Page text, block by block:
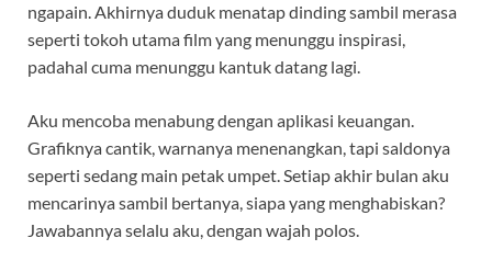
ngapain. Akhirnya duduk menatap dinding sambil merasa
seperti tokoh utama film yang menunggu inspirasi,
padahal cuma menunggu kantuk datang lagi.
Aku mencoba menabung dengan aplikasi keuangan.
Grafiknya cantik, warnanya menenangkan, tapi saldonya
seperti sedang main petak umpet. Setiap akhir bulan aku
mencarinya sambil bertanya, siapa yang menghabiskan?
Jawabannya selalu aku, dengan wajah polos.